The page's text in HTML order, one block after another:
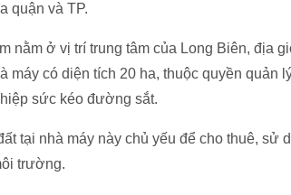
quận và TP.
nằm ở vị trí trung tâm của Long Biên, địa
máy có diện tích 20 ha, thuộc quyền quản
sức kéo đường sắt.
tại nhà máy này chủ yếu để cho thuê, sử
trường.